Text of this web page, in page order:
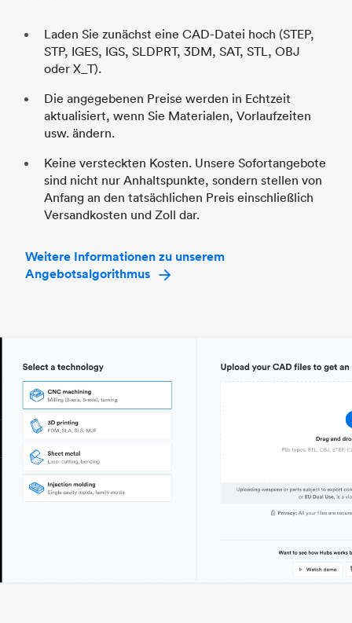
Laden Sie zunächst eine CAD-Datei hoch (STEP,
STP, IGES, IGS, SLDPRT, 3DM, SAT, STL, OBJ
oder X_T).
Die angegebenen Preise werden in Echtzeit
aktualisiert, wenn Sie Materialen, Vorlaufzeiten
usw. ändern.
Keine versteckten Kosten. Unsere Sofortangebote
sind nicht nur Anhaltspunkte, sondern stellen von
Anfang an den tatsächlichen Preis einschließlich
Versandkosten und Zoll dar.
Weitere Informationen zu unserem
Angebotsalgorithmus